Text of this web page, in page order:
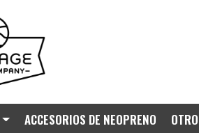
ACCESORIOS DE NEOPRENO